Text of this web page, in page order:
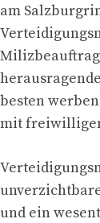
am
besten
mit
und ein